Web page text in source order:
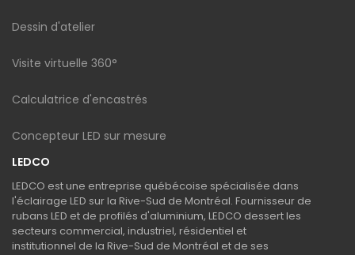
Dessin d'atelier
Visite virtuelle 360°
Calculatrice d'encastrés
Concepteur LED sur mesure
LEDCO
LEDCO est une entreprise québécoise spécialisée dans
l'éclairage LED sur la Rive-Sud de Montréal. Fournisseur de
rubans LED et de profilés d'aluminium, LEDCO dessert les
secteurs commercial, industriel, résidentiel et
institutionnel de la Rive-Sud de Montréal et de ses